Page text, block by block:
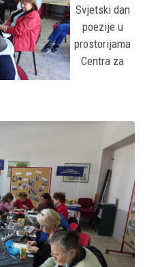
Svjetski dan
poezije u
prostorijama
Centra za